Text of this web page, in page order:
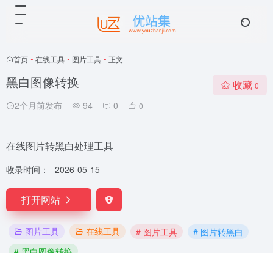
首页 • 在线工具 • 图片工具 • 正文
黑白图像转换
2个月前发布 94 0 0
收藏 0
在线图片转黑白处理工具
收录时间： 2026-05-15
打开网站
图片工具 在线工具 # 图片工具
# 图片转黑白